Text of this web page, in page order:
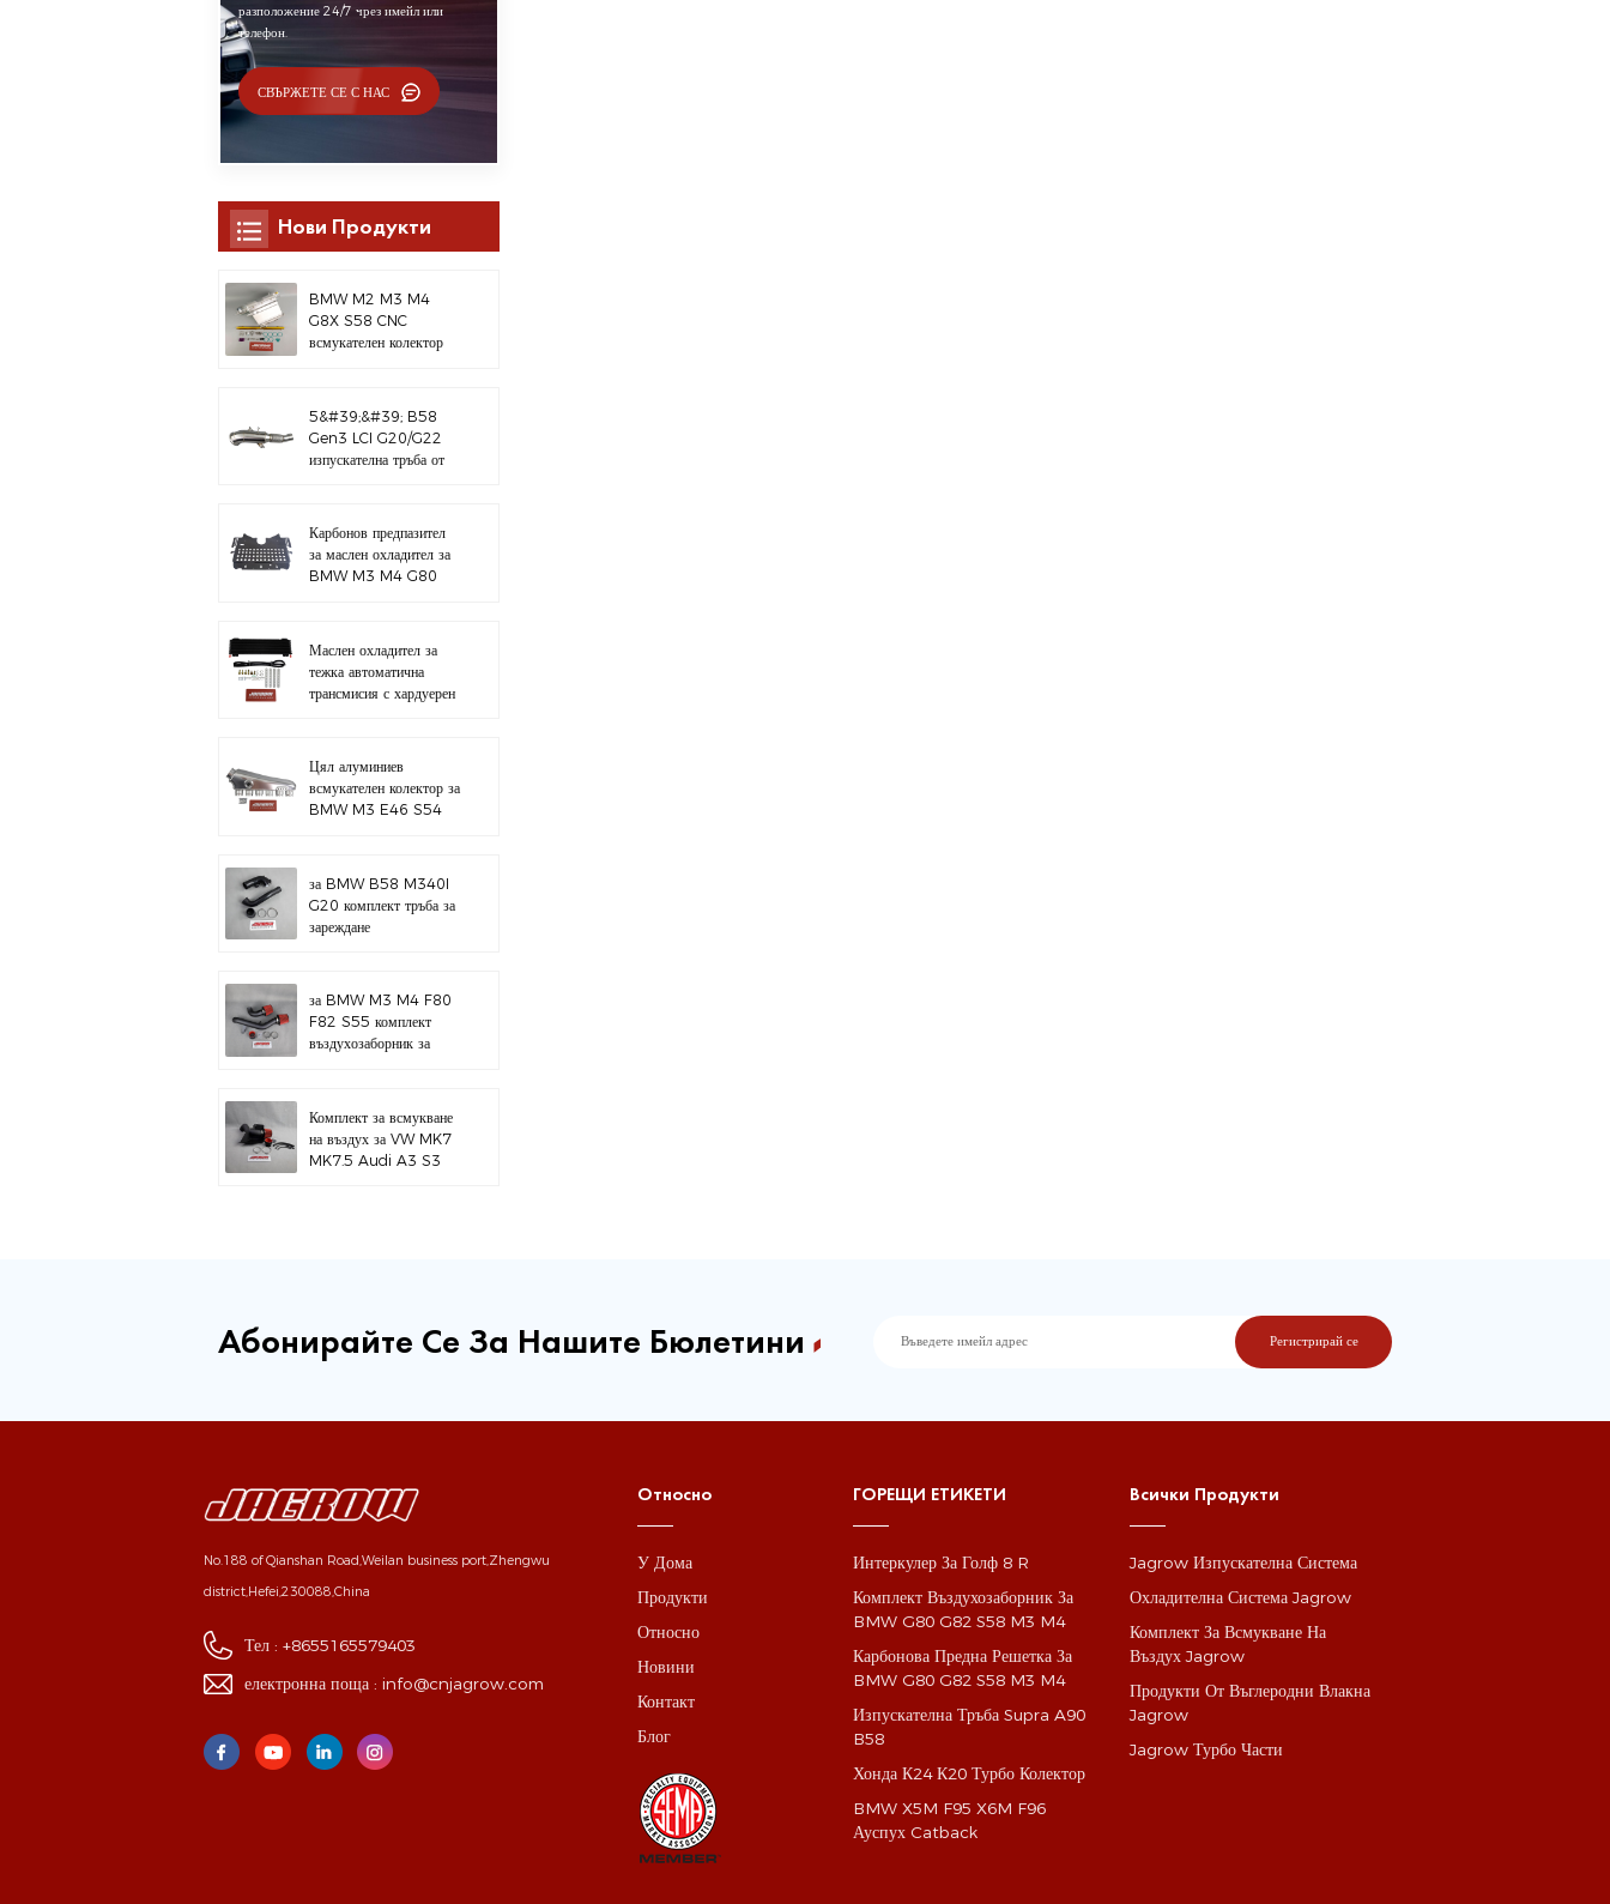
разположение 24/7 чрез имейл или
телефон.
СВЪРЖЕТЕ СЕ С НАС
Нови Продукти
BMW M2 M3 M4
G8X S58 CNC
всмукателен колектор
5&#39;&#39; B58
Gen3 LCI G20/G22
изпускателна тръба от
Карбонов предпазител
за маслен охладител за
BMW M3 M4 G80
Маслен охладител за
тежка автоматична
трансмисия с хардуерен
Цял алуминиев
всмукателен колектор за
BMW M3 E46 S54
за BMW B58 M340I
G20 комплект тръба за
зареждане
за BMW M3 M4 F80
F82 S55 комплект
въздухозаборник за
Комплект за всмукване
на въздух за VW MK7
MK7.5 Audi A3 S3
Абонирайте Се За Нашите Бюлетини
No.188 of Qianshan Road,Weilan business port,Zhengwu
district,Hefei,230088,China
Тел :+8655165579403
електронна поща :info@cnjagrow.com
Относно
У Дома
Продукти
Относно
Новини
Контакт
Блог
ГОРЕЩИ ЕТИКЕТИ
Интеркулер За Голф 8 R
Комплект Въздухозаборник За
BMW G80 G82 S58 M3 M4
Карбонова Предна Решетка За
BMW G80 G82 S58 M3 M4
Изпускателна Тръба Supra A90
B58
Хонда К24 К20 Турбо Колектор
BMW X5M F95 X6M F96
Ауспух Catback
Всички Продукти
Jagrow Изпускателна Система
Охладителна Система Jagrow
Комплект За Всмукване На
Въздух Jagrow
Продукти От Въглеродни Влакна
Jagrow
Jagrow Турбо Части